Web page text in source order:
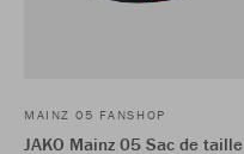
MAINZ 05 FANSHOP
JAKO Mainz 05 Sac de taille